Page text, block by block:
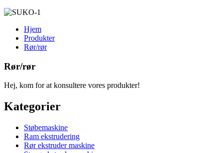
Hjem
Produkter
Rør/rør
Rør/rør
Hej, kom for at konsultere vores produkter!
Kategorier
Støbemaskine
Ram ekstrudering
Rør ekstruder maskine